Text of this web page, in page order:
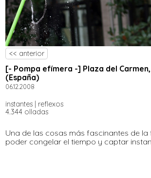
<< anterior
[- Pompa efímera -] Plaza del
(España)
06.12.2008
instantes
reflexos
4.344 olladas
Una de las cosas más fascinantes de
poder congelar el tiempo y captar